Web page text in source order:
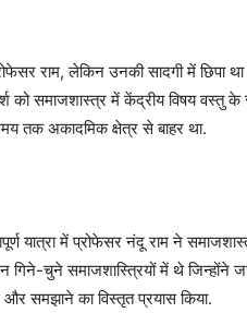
राम, लेकिन उनकी सादगी में छिपा
को समाजशास्त्र में केंद्रीय विषय वस्तु
तक अकादमिक क्षेत्र से बाहर था.
यात्रा में प्रोफेसर नंदू राम ने
गिने-चुने समाजशास्त्रियों में थे जिन्होंने
समझाने का विस्तृत प्रयास किया.